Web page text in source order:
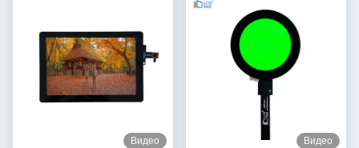
Видео Видео